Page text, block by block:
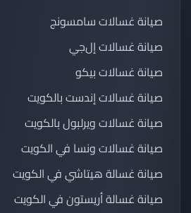
صيانة غسالات سامسونج
صيانة غسالات إل‌جي
صيانة غسالات بيكو
صيانة غسالات إندست بالكويت
صيانة غسالات ويرلبول بالكويت
صيانة غسالات ونسا في الكويت
صيانة غسالة هيتاشي في الكويت
صيانة غسالة أريستون في الكويت